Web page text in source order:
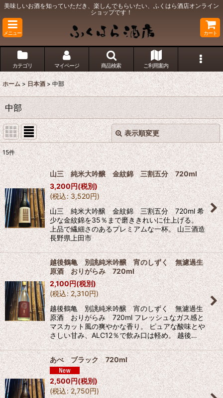
美味しいお酒を知っていただき、楽しんでもらいたい、ふくはら酒店オンライン
ショップです！
メニュー カート
カテゴリ マイページ 商品検索 ご利用案内
ホーム > 日本酒 > 中部
中部
表示順変更
表示数:
並び順:
絞り込む
閉じる
15件
山三 純米大吟醸 金紋錦 三割五分 720ml
3,200円(税別)
(税込: 3,520円)
山三 純米大吟醸 金紋錦 三割五分 720ml 希
少な金紋錦を35％まで磨ききれいに仕上げる。
上品で繊細さのあるプレミアムな一杯。 山三酒造
長野県上田市
越後鶴亀 別誂純米吟醸 宵のしずく 無濾過生
原酒 おりがらみ 720ml
2,100円(税別)
(税込: 2,310円)
越後鶴亀 別誂純米吟醸 宵のしずく 無濾過生
原酒 おりがらみ 720ml フレッシュなガス感と
マスカット風の爽やかな香り。 ピュアな酸味とや
さしい甘み、ALC12％で飲み口は軽め。 越後…
あべ ブラック 720ml
2,500円(税別)
(税込: 2,750円)